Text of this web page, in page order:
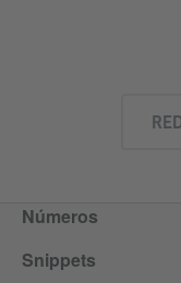
Números
Snippets